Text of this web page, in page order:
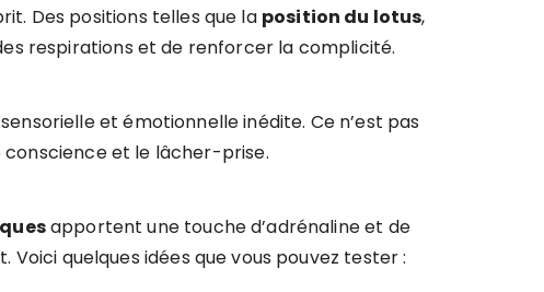
Des positions telles que la position du lotus,
respirations et de renforcer la complicité.
et émotionnelle inédite. Ce n’est pas
conscience et le lâcher-prise.
apportent une touche d’adrénaline et de
quelques idées que vous pouvez tester :